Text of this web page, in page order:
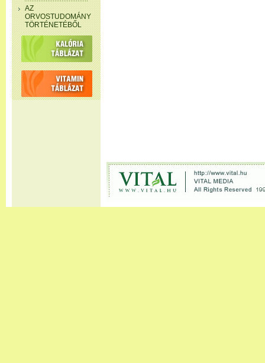
AZ
ORVOSTUDOMÁNY
TÖRTÉNETÉBŐL